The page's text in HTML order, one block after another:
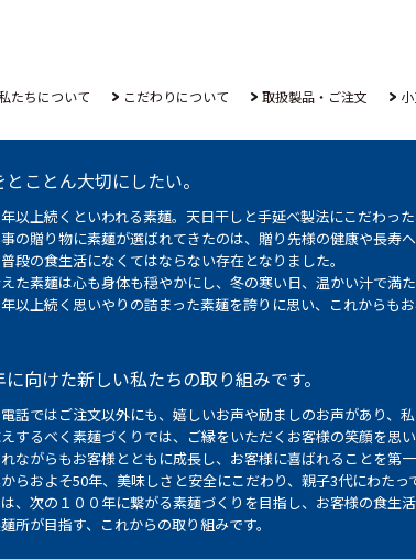
たちについて こだわりについて 取扱製品・ご注文
ことん大切にしたい。
以上続くといわれる素麺。天日干しと手延べ製法にこだわっ
の贈り物に素麺が選ばれてきたのは、贈り先様の健康や長寿
段の食生活になくてはならない存在となりました。
た素麺は心も身体も穏やかにし、冬の寒い日、温かい汁で満
以上続く思いやりの詰まった素麺を誇りに思い、これからも
向けた新しい私たちの取り組みです。
話ではご注文以外にも、嬉しいお声や励ましのお声があり、
するべく素麺づくりでは、ご縁をいただくお客様の笑顔を思
ながらもお客様とともに成長し、お客様に喜ばれることを第
らおよそ50年、美味しさと安全にこだわり、親子3代にわたっ
、次の１００年に繋がる素麺づくりを目指し、お客様の食生
所が目指す、これからの取り組みです。